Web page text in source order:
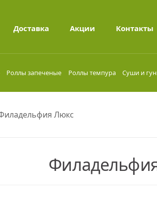
Доставка Акции Контакты
Роллы запеченые Роллы темпура Суши и
Люкс